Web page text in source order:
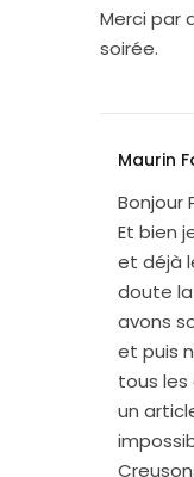
Merci par
soirée.
Maurin
Bonjour
Et bien
et déjà
doute
avons
et puis
tous les
un